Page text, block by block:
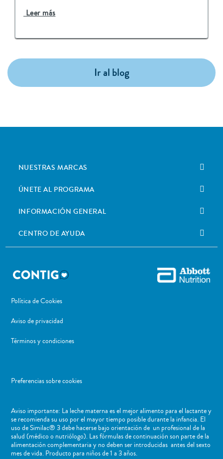
Leer más
Ir al blog
NUESTRAS MARCAS
ÚNETE AL PROGRAMA
INFORMACIÓN GENERAL
CENTRO DE AYUDA
Política de Cookies
Aviso de privacidad
Términos y condiciones
Preferencias sobre cookies
Aviso importante: La leche materna es el mejor alimento para el lactante y
se recomienda su uso por el mayor tiempo posible durante la infancia. El
uso de Similac® 3 debe hacerse bajo orientación de un profesional de la
salud (médico o nutriólogo). Las fórmulas de continuación son parte de la
alimentación complementaria y no deben ser introducidas antes del sexto
mes de vida. Producto para niños de 1 a 3 años.